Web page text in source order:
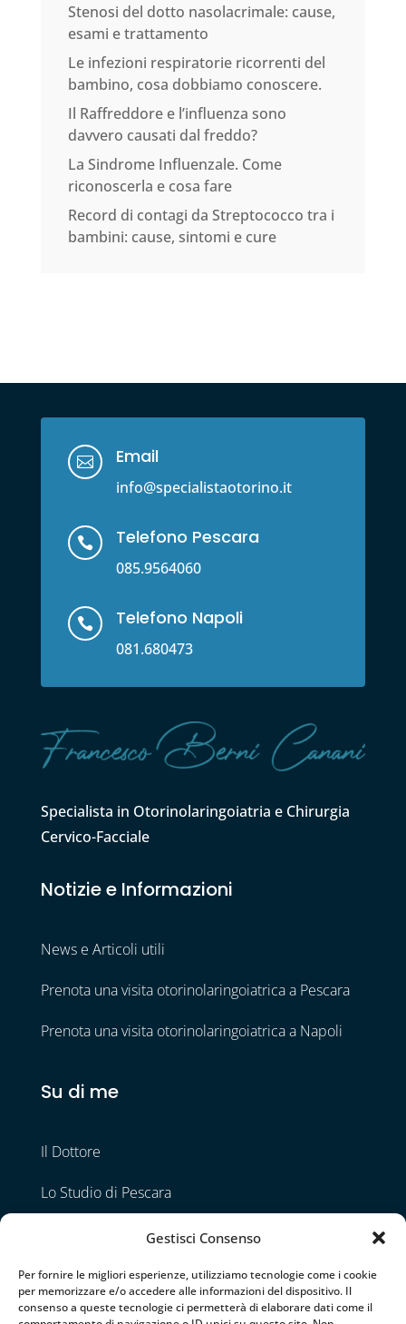
Gestisci Consenso
Per fornire le migliori esperienze, utilizziamo tecnologie come i cookie
per memorizzare e/o accedere alle informazioni del dispositivo. Il
consenso a queste tecnologie ci permetterà di elaborare dati come il
Stenosi del dotto nasolacrimale: cause,
esami e trattamento
Le infezioni respiratorie ricorrenti del
bambino, cosa dobbiamo conoscere.
Il Raffreddore e l’influenza sono
davvero causati dal freddo?
La Sindrome Influenzale. Come
riconoscerla e cosa fare
Record di contagi da Streptococco tra i
bambini: cause, sintomi e cure
 Email
info@specialistaotorino.it
 Telefono Pescara
085.9564060
 Telefono Napoli
081.680473
Specialista in Otorinolaringoiatria e Chirurgia
Cervico-Facciale
Notizie e Informazioni
News e Articoli utili
Prenota una visita otorinolaringoiatrica a Pescara
Prenota una visita otorinolaringoiatrica a Napoli
Su di me
Il Dottore
Lo Studio di Pescara
Lo Studio di Napoli
Contatti